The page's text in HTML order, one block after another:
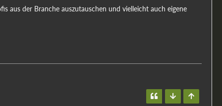
aus der Branche auszutauschen und vielleicht auch eigene